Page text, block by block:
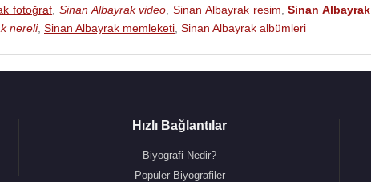
fotoğraf Sinan Albayrak video ,Sinan Albayrak resim ,Sinan Albayrak
nereli, Sinan Albayrak memleketi Sinan Albayrak albümleri
Hızlı Bağlantılar
Biyografi Nedir?
Popüler Biyografiler